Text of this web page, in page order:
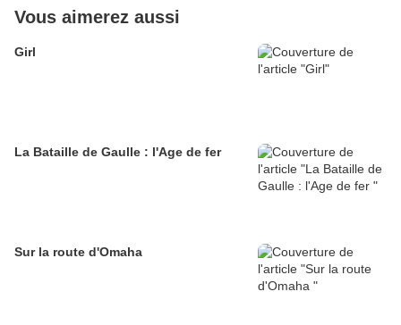
Vous aimerez aussi
Girl
La Bataille de Gaulle : l'Age de fer
Sur la route d'Omaha